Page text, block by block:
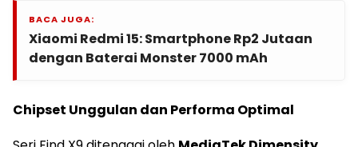
BACA JUGA:
Xiaomi Redmi 15: Smartphone Rp2 Jutaan
dengan Baterai Monster 7000 mAh
Chipset Unggulan dan Performa Optimal